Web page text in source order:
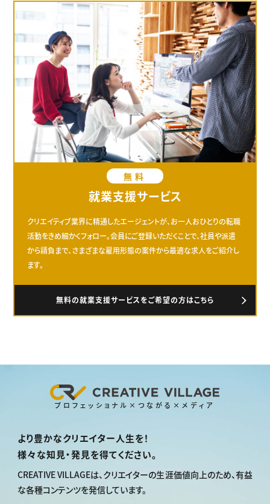
無料
就業支援サービス
クリエイティブ業界に精通したエージェントが、お一人おひとりの転職
活動をきめ細かくフォロー。会員にご登録いただくことで、社員や派遣
から請負まで、さまざまな雇用形態の案件から最適な求人をご紹介し
ます。
無料の就業支援サービスをご希望の方はこちら
プロフェッショナル×つながる×メディア
より豊かなクリエイター人生を！
様々な知見・発見を得てください。
CREATIVE VILLAGEは、 クリエイターの生涯価値向上のため、有益
な各種コンテンツを発信しています。